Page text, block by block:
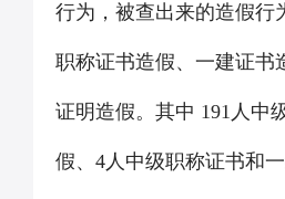
行为，被查出来的造假行
职称证书造假、一建证书
证明造假。其中 191 人中
假、 4人中级职称证书和